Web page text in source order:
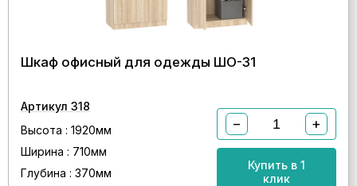
Шкаф офисный для одежды ШО-31
Артикул 318
Высота : 1920мм
Ширина : 710мм
Глубина : 370мм
− +
Купить в 1
клик